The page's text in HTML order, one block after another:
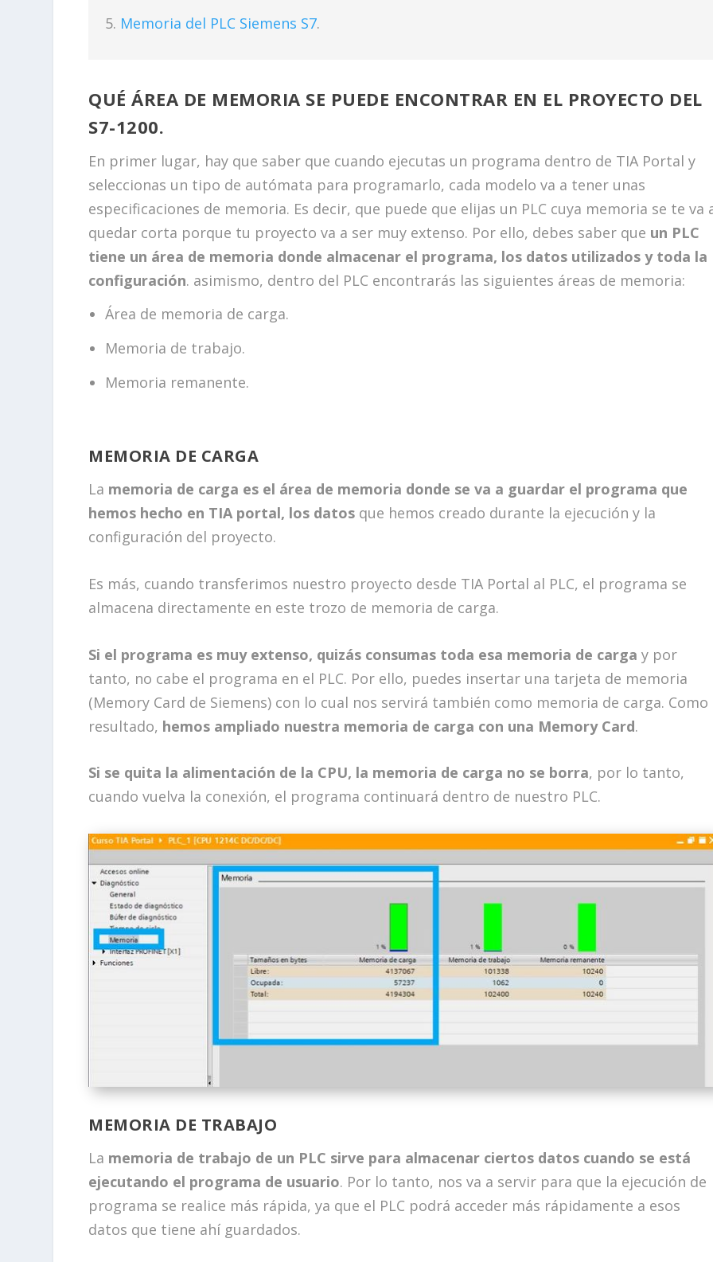
Memoria del PLC Siemens S7.
QUÉ ÁREA DE MEMORIA SE PUEDE ENCONTRAR EN EL PROYECTO DEL
S7-1200.
En primer lugar, hay que saber que cuando ejecutas un programa dentro de TIA Portal y
seleccionas un tipo de autómata para programarlo, cada modelo va a tener unas
especificaciones de memoria. Es decir, que puede que elijas un PLC cuya memoria se te va
quedar corta porque tu proyecto va a ser muy extenso. Por ello, debes saber que un PLC
tiene un área de memoria donde almacenar el programa, los datos utilizados y toda la
configuración. asimismo, dentro del PLC encontrarás las siguientes áreas de memoria:
Área de memoria de carga.
Memoria de trabajo.
Memoria remanente.
MEMORIA DE CARGA
La memoria de carga es el área de memoria donde se va a guardar el programa que
hemos hecho en TIA portal, los datos que hemos creado durante la ejecución y la
configuración del proyecto.
Es más, cuando transferimos nuestro proyecto desde TIA Portal al PLC, el programa se
almacena directamente en este trozo de memoria de carga.
Si el programa es muy extenso, quizás consumas toda esa memoria de carga y por
tanto, no cabe el programa en el PLC. Por ello, puedes insertar una tarjeta de memoria
(Memory Card de Siemens) con lo cual nos servirá también como memoria de carga. Como
resultado, hemos ampliado nuestra memoria de carga con una Memory Card.
Si se quita la alimentación de la CPU, la memoria de carga no se borra, por lo tanto,
cuando vuelva la conexión, el programa continuará dentro de nuestro PLC.
MEMORIA DE TRABAJO
La memoria de trabajo de un PLC sirve para almacenar ciertos datos cuando se está
ejecutando el programa de usuario. Por lo tanto, nos va a servir para que la ejecución de
programa se realice más rápida, ya que el PLC podrá acceder más rápidamente a esos
datos que tiene ahí guardados.